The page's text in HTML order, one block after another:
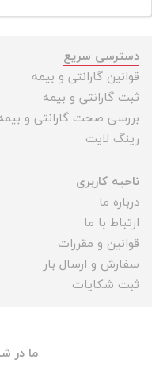
دسترسی سریع
قوانین گارانتی و بیمه
ثبت گارانتی و بیمه
بررسی صحت گارانتی و
رینگ لایت
ناحیه کاربری
درباره ما
ارتباط با ما
قوانین و مقررات
سفارش و ارسال بار
ثبت شکایات
ما در